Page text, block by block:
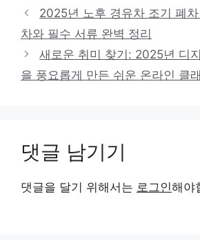
2025년 노후 경유차 조기 폐
차와 필수 서류 완벽 정리
새로운 취미 찾기: 2025년 디
을 풍요롭게 만든 쉬운 온라인 클
댓글 남기기
댓글을 달기 위해서는 로그인해야